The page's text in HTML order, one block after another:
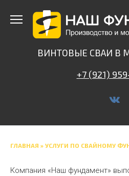
содержанию
ВИНТОВЫЕ СВАИ В
+7 (921)
ГЛАВНАЯ » УСЛУГИ ПО СВАЙНОМУ
Компания «Наш фундамент»